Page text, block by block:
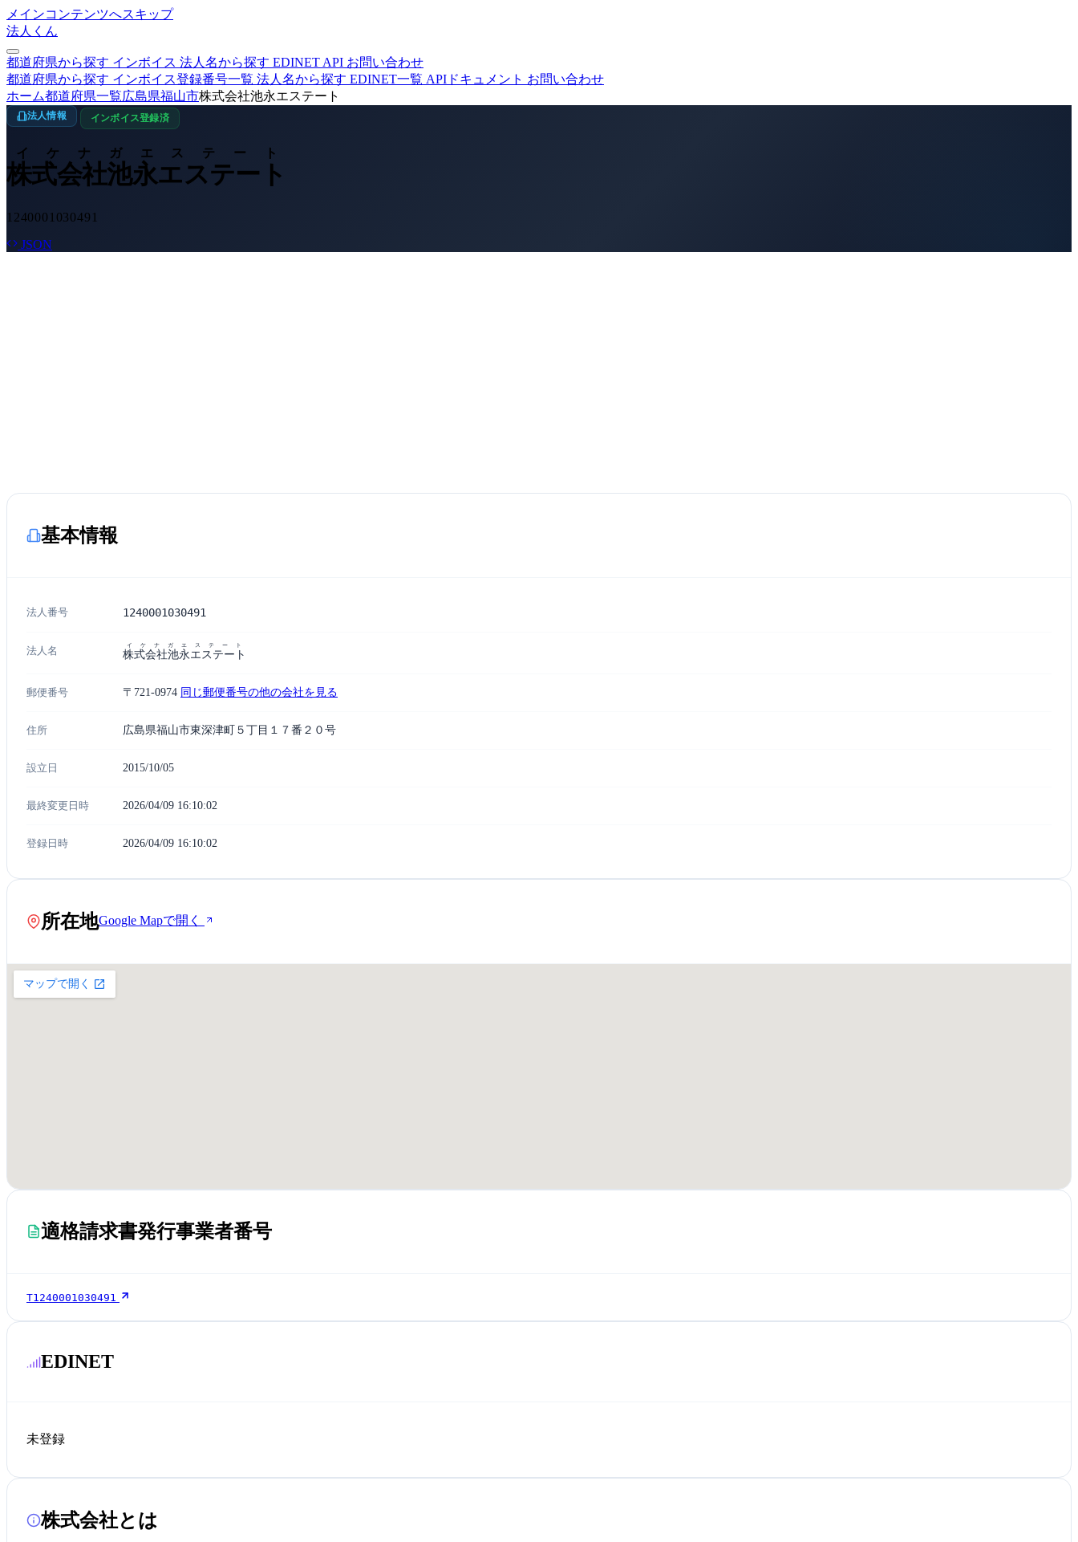
メインコンテンツへスキップ
法人くん
都道府県から探す インボイス 法人名から探す EDINET API お問い合わせ
都道府県から探す インボイス登録番号一覧 法人名から探す EDINET一覧 APIドキュメント お問い合わせ
ホーム都道府県一覧広島県福山市株式会社池永エステート
法人情報 インボイス登録済
株式会社池永エステート
イケナガエステート
1240001030491
JSON
基本情報
法人番号 1240001030491
法人名 株式会社池永エステート
イケナガエステート
郵便番号 〒721-0974 同じ郵便番号の他の会社を見る
住所 広島県福山市東深津町５丁目１７番２０号
設立日 2015/10/05
最終変更日時 2026/04/09 16:10:02
登録日時 2026/04/09 16:10:02
所在地Google Mapで開く
適格請求書発行事業者番号
T1240001030491
EDINET
未登録
株式会社とは